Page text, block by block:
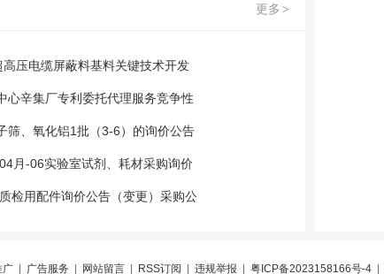
更多 >
高压电缆屏蔽料基料关键技术开发
心辛集厂专利委托代理服务竞争性
筛、氧化铝1批（3-6）的询价公告
月-06实验室试剂、耗材采购询价
检用配件询价公告（变更）采购公
广| 广告服务 网站留言| RSS订阅 违规举报 粤ICP备2023158166号-4|